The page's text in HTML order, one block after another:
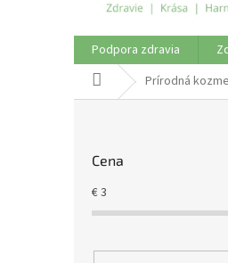
Podpora zdravia
DomovPrírodná
Cena
€3